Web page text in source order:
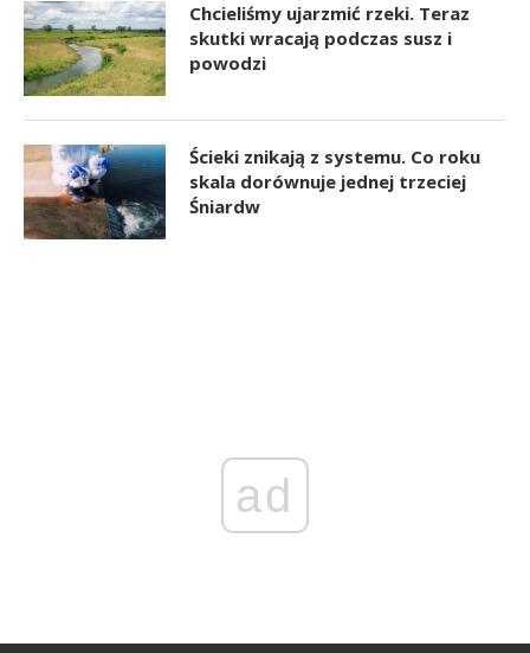
Chcieliśmy ujarzmić rzeki. Teraz
skutki wracają podczas susz i
powodzi
Ścieki znikają z systemu. Co roku
skala dorównuje jednej trzeciej
Śniardw
ad